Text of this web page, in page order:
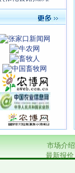
尾寒羊养殖技术
用技术（上）
饲养技术
出赚钱的牛
羊能赚钱
羊赚奶钱
用技术（下）
羊养殖技术-1
防治（上）
羊赚钱
市场介绍
最新报价